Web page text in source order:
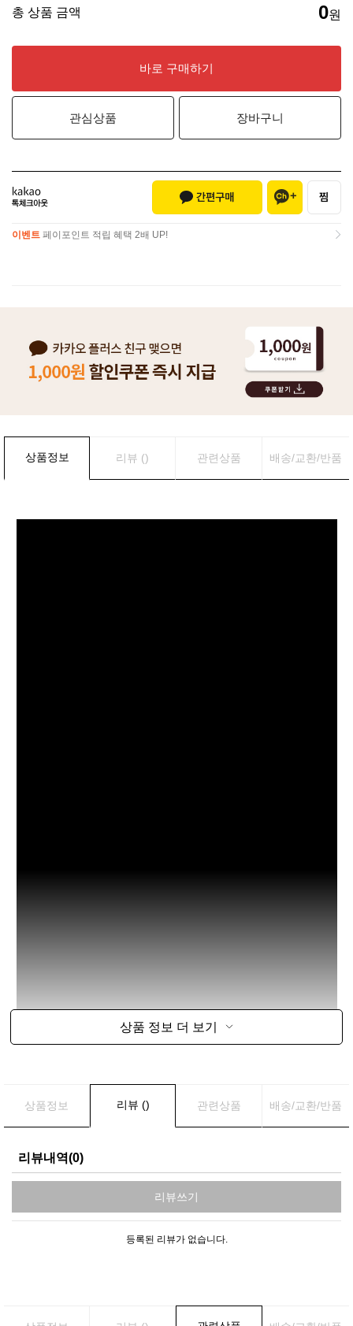
총 상품 금액 0원
바로 구매하기
관심상품 장바구니
이벤트 페이포인트 적립 혜택 2배 UP!
상품정보 리뷰 () 관련상품 배송/교환/반품
상품 정보 더 보기
상품정보 리뷰 () 관련상품 배송/교환/반품
리뷰내역(0)
리뷰쓰기
등록된 리뷰가 없습니다.